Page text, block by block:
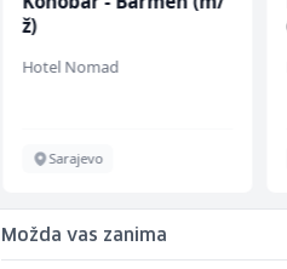
ž)
Hotel Nomad
Sarajevo
Možda vas zanima